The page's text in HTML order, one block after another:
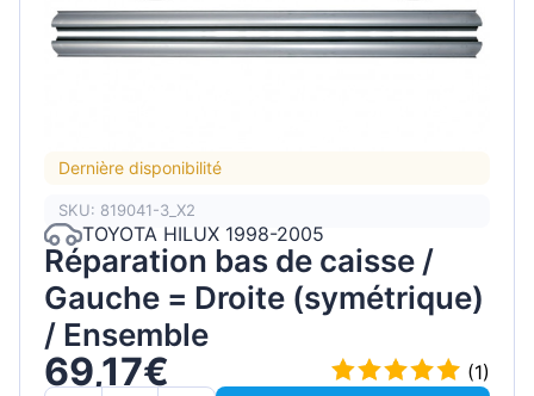
Dernière disponibilité
SKU: 819041-3_X2
TOYOTA HILUX 1998-2005
Réparation bas de caisse /
Gauche = Droite (symétrique)
/ Ensemble
69,17€
(1)